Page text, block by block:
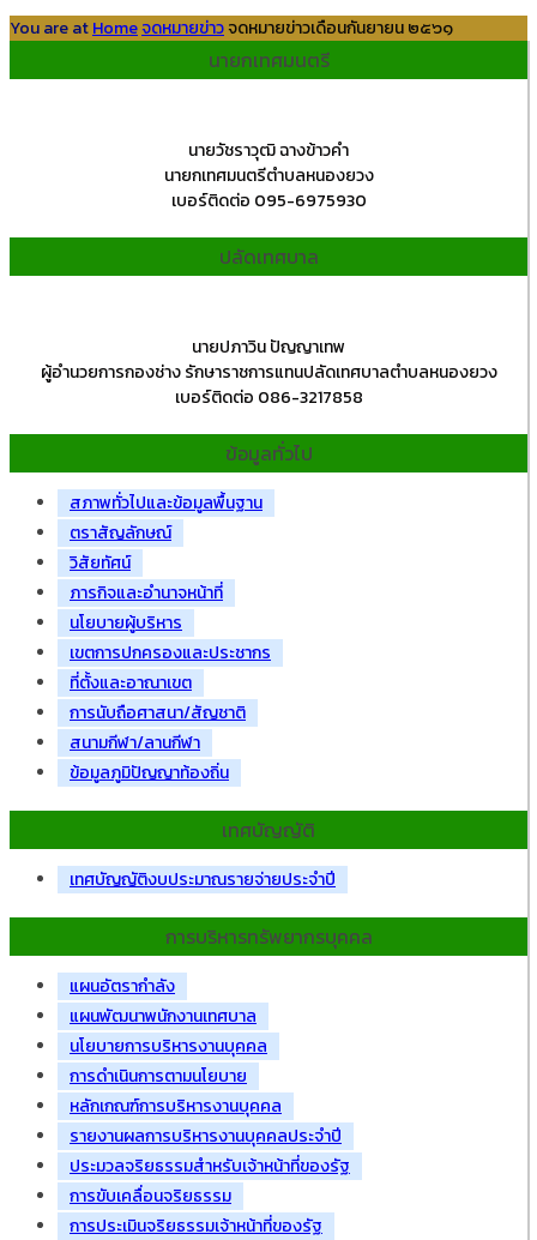
You are atHomeจดหมายข่าวจดหมายข่าวเดือนกันยายน ๒๕๖๑
นายกเทศมนตรี
นายวัชราวุฒิ ฉางข้าวคำ
นายกเทศมนตรีตำบลหนองยวง
เบอร์ติดต่อ 095-6975930
ปลัดเทศบาล
นายปภาวิน ปัญญาเทพ
ผู้อำนวยการกองช่าง รักษาราชการแทนปลัดเทศบาลตำบลหนองยวง
เบอร์ติดต่อ 086-3217858
ข้อมูลทั่วไป
สภาพทั่วไปและข้อมูลพื้นฐาน
ตราสัญลักษณ์
วิสัยทัศน์
ภารกิจและอำนาจหน้าที่
นโยบายผู้บริหาร
เขตการปกครองและประชากร
ที่ตั้งและอาณาเขต
การนับถือศาสนา/สัญชาติ
สนามกีฬา/ลานกีฬา
ข้อมูลภูมิปัญญาท้องถิ่น
เทศบัญญัติ
เทศบัญญัติงบประมาณรายจ่ายประจำปี
การบริหารทรัพยากรบุคคล
แผนอัตรากำลัง
แผนพัฒนาพนักงานเทศบาล
นโยบายการบริหารงานบุคคล
การดำเนินการตามนโยบาย
หลักเกณฑ์การบริหารงานบุคคล
รายงานผลการบริหารงานบุคคลประจำปี
ประมวลจริยธรรมสำหรับเจ้าหน้าที่ของรัฐ
การขับเคลื่อนจริยธรรม
การประเมินจริยธรรมเจ้าหน้าที่ของรัฐ